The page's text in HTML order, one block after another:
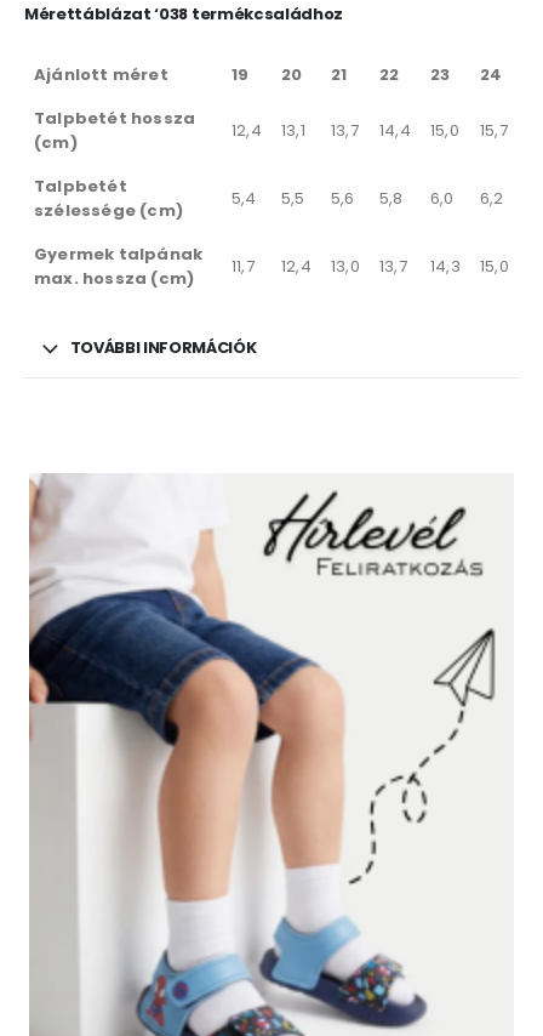
Mérettáblázat ‘038 termékcsaládhoz
Ajánlott méret 19 20 21 22 23
24
Talpbetét hossza
(cm)
12,4 13,1 13,7 14,4 15,0 15,7
Talpbetét
szélessége (cm)
5,4 5,5 5,6 5,8 6,0 6,2
Gyermek talpának
max. hossza (cm)
11,7 12,4 13,0 13,7 14,3 15,0
TOVÁBBI INFORMÁCIÓK